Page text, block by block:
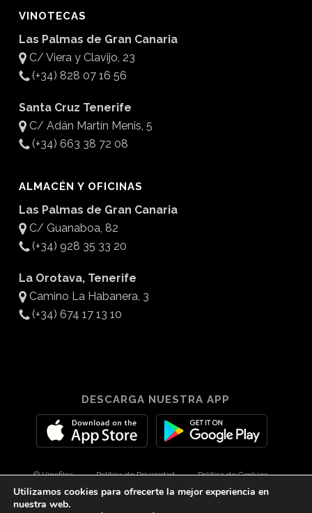
VINOTECAS
Las Palmas de Gran Canaria
C/ Viera y Clavijo, 23
(+34) 828 07 16 56
Santa Cruz Tenerife
C/ Adán Martín Menis, 5
(+34) 663 38 72 08
ALMACÉN Y OFICINAS
Las Palmas de Gran Canaria
C/ Guanaboa, 82
(+34) 928 35 33 20
La Orotava, Tenerife
Camino La Habanera, 3
(+34) 674 17 13 10
DESCARGA NUESTRA APP
© Vinofilos Política de Privacidad Política de Cookies
Aviso Legal Diseño por 3Com Maketing
Utilizamos cookies para ofrecerte la mejor experiencia en
nuestra web.